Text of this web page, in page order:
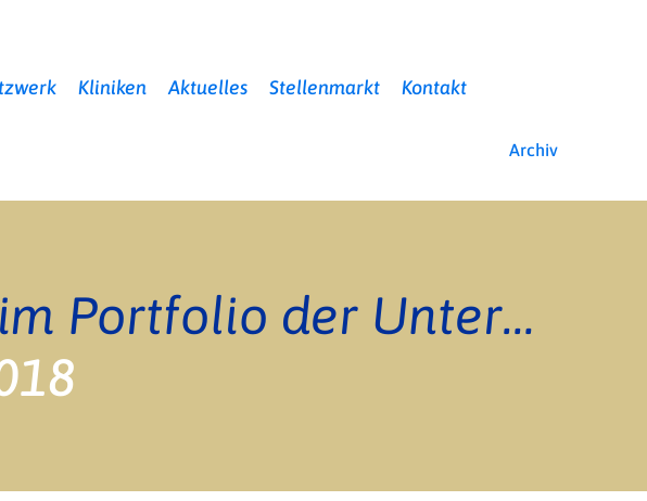
Kliniken Aktuelles Stellenmarkt Kontakt
Archiv
Veränderungen im Portfolio der Unternehmensgruppe der REHASAN